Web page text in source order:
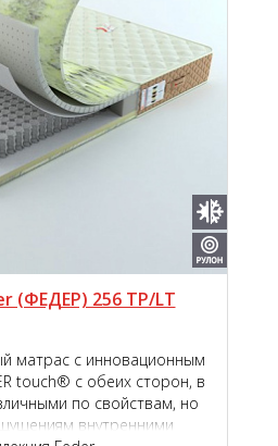
(ФЕДЕР) 256 TP/LT
матрас с инновационным
touch® с обеих сторон, в
по свойствам, но
внутренними